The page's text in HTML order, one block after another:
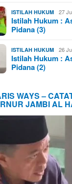
ISTILAH HUKUM 27
Istilah Hukum :
Pidana (3)
ISTILAH HUKUM 26
Istilah Hukum :
Pidana (2)
WAYS –
JAMBI AL